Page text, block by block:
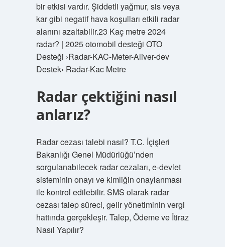
bir etkisi vardır. Şiddetli yağmur, sis veya
kar gibi negatif hava koşulları etkili radar
alanını azaltabilir.23 Kaç metre 2024
radar? | 2025 otomobil desteği OTO
Desteği ›Radar-KAC-Meter-Aliver-dev
Destek› Radar-Kac Metre
Radar çektiğini nasıl
anlarız?
Radar cezası talebi nasıl? T.C. İçişleri
Bakanlığı Genel Müdürlüğü’nden
sorgulanabilecek radar cezaları, e-devlet
sisteminin onayı ve kimliğin onaylanması
ile kontrol edilebilir. SMS olarak radar
cezası talep süreci, gelir yönetiminin vergi
hattında gerçekleşir. Talep, Ödeme ve İtiraz
Nasıl Yapılır?